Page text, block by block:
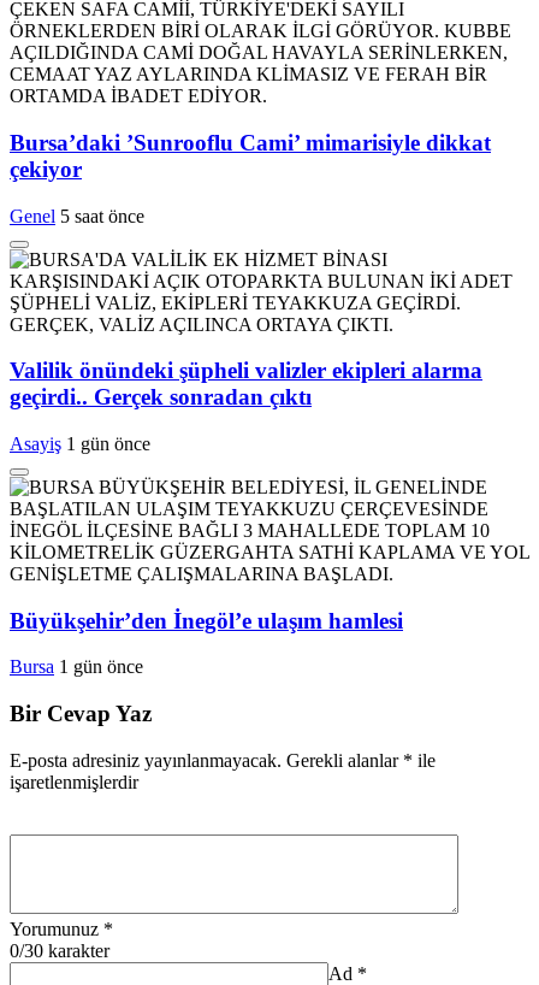
Bursa’daki ’Sunrooflu Cami’ mimarisiyle dikkat
çekiyor
Genel 5 saat önce
Valilik önündeki şüpheli valizler ekipleri alarma
geçirdi.. Gerçek sonradan çıktı
Asayiş 1 gün önce
Büyükşehir’den İnegöl’e ulaşım hamlesi
Bursa 1 gün önce
Bir Cevap Yaz
E-posta adresiniz yayınlanmayacak. Gerekli alanlar * ile
işaretlenmişlerdir
Yorumunuz *
0/30 karakter
Ad *